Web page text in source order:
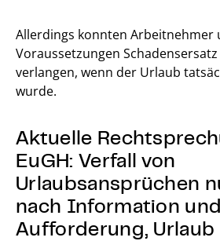
Allerdings konnten
Voraussetzungen
verlangen, wenn der Urlaub
wurde.
Aktuelle
EuGH: Verfall von
Urlaubsansprüchen
nach Information und
Aufforderung, Urlaub